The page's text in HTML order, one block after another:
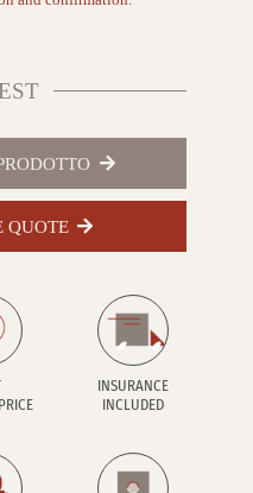
QUOTE
INSURANCE
INCLUDED